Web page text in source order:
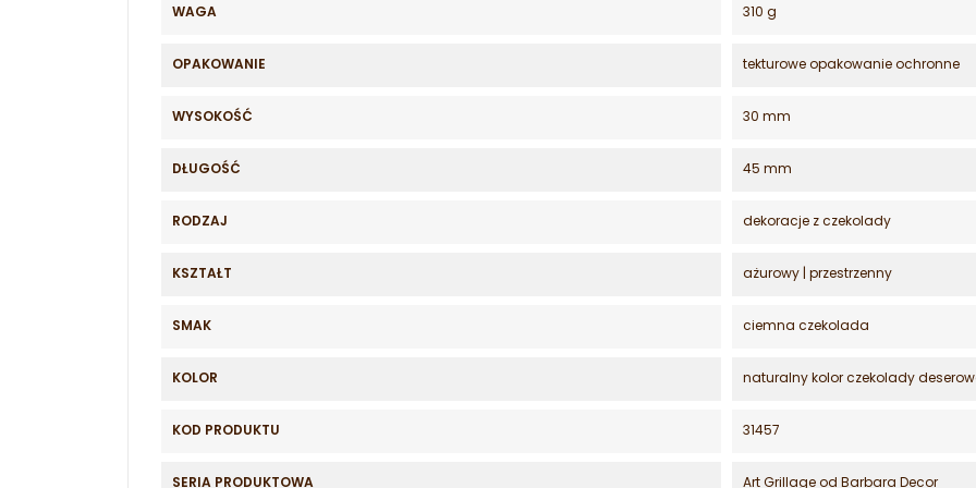
WAGA 310 g
OPAKOWANIE tekturowe opakowanie ochronne
WYSOKOŚĆ 30 mm
DŁUGOŚĆ 45 mm
RODZAJ dekoracje z czekolady
KSZTAŁT ażurowy | przestrzenny
SMAK ciemna czekolada
KOLOR naturalny kolor czekolady
KOD PRODUKTU 31457
SERIA PRODUKTOWA Art Grillage od Barbara Decor